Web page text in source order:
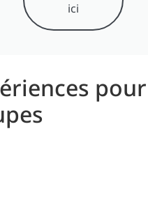
ici
pour